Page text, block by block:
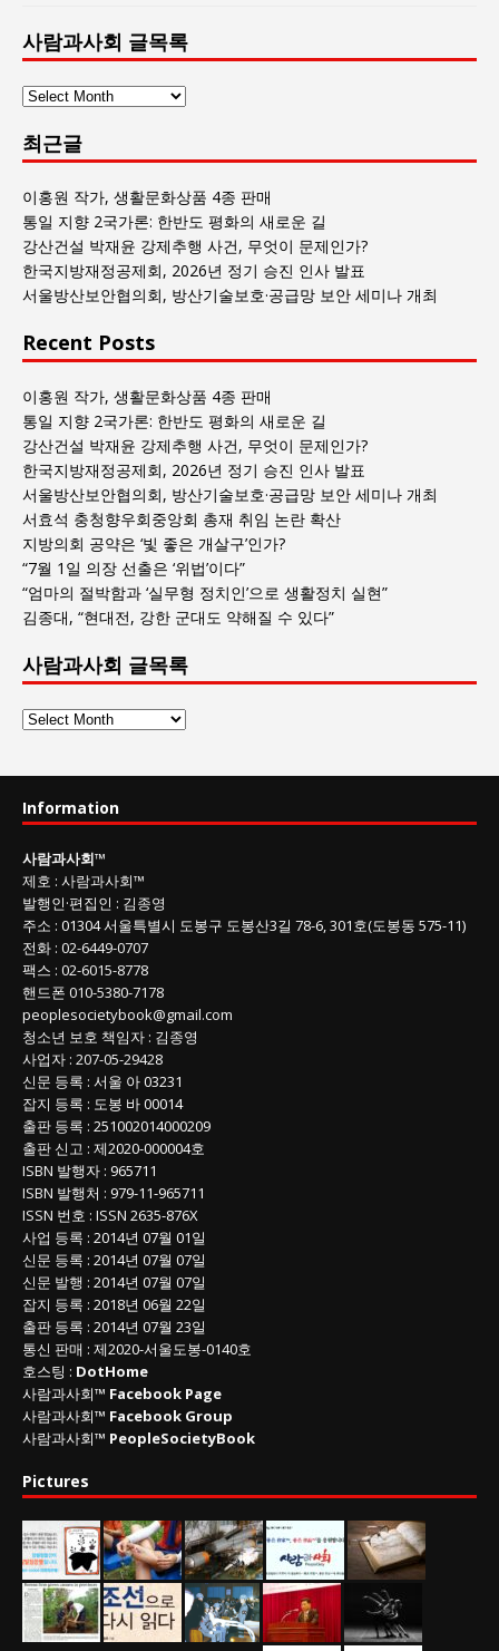
사람과사회 글목록
사
과
사
회
글
목
록
최근글
이홍원 작가, 생활문화상품 4종 판매
통일 지향 2국가론: 한반도 평화의 새로운 길
강산건설 박재윤 강제추행 사건, 무엇이 문제인가?
한국지방재정공제회, 2026년 정기 승진 인사 발표
서울방산보안협의회, 방산기술보호·공급망 보안 세미나 개최
Recent Posts
이홍원 작가, 생활문화상품 4종 판매
통일 지향 2국가론: 한반도 평화의 새로운 길
강산건설 박재윤 강제추행 사건, 무엇이 문제인가?
한국지방재정공제회, 2026년 정기 승진 인사 발표
서울방산보안협의회, 방산기술보호·공급망 보안 세미나 개최
서효석 충청향우회중앙회 총재 취임 논란 확산
지방의회 공약은 ‘빛 좋은 개살구’인가?
“7월 1일 의장 선출은 ‘위법’이다”
“엄마의 절박함과 ‘실무형 정치인’으로 생활정치 실현”
김종대, “현대전, 강한 군대도 약해질 수 있다”
사람과사회 글목록
사
회
목
록
Information
사람과사회™
제호 : 사람과사회™
발행인·편집인 : 김종영
주소 : 01304서울특별시 도봉구 도봉산3길 78-6, 301호(도봉동 575-11)
전화 : 02-6449-0707
팩스 : 02-6015-8778
핸드폰 010-5380-7178
peoplesocietybook@gmail.com
청소년 보호 책임자 : 김종영
사업자 : 207-05-29428
신문 등록 : 서울 아 03231
잡지 등록 : 도봉 바 00014
출판 등록 : 251002014000209
출판 신고 : 제2020-000004호
ISBN 발행자 : 965711
ISBN 발행처 : 979-11-965711
ISSN 번호 : ISSN 2635-876X
사업 등록 : 2014년 07월 01일
신문 등록 : 2014년 07월 07일
신문 발행 : 2014년 07월 07일
잡지 등록 : 2018년 06월 22일
출판 등록 : 2014년 07월 23일
통신 판매 : 제2020-서울도봉-0140호
호스팅 : DotHome
사람과사회™ Facebook Page
사람과사회™ Facebook Group
사람과사회™ PeopleSocietyBook
Pictures